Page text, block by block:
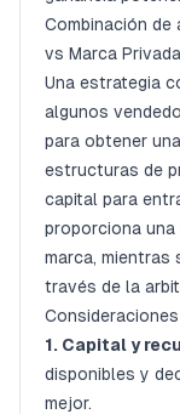
Combinación de
vs Marca
Una estrategia
algunos
para obtener
estructuras de
capital para
proporciona
marca, mientras
través de la
1. Capital y
disponibles y
mejor.